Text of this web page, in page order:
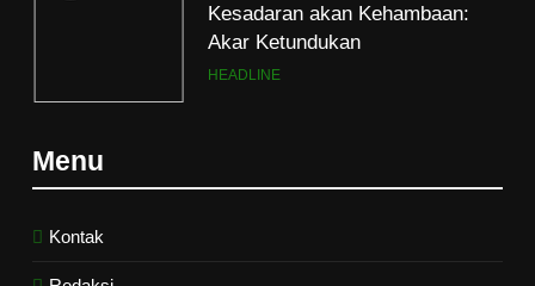
Kesadaran akan Kehambaan:
Akar Ketundukan
HEADLINE
Kebutuhan versus Keinginan
Menu
Kontak